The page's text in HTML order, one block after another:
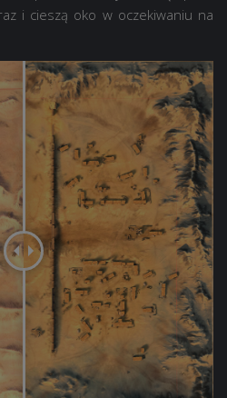
i cieszą oko w oczekiwaniu na